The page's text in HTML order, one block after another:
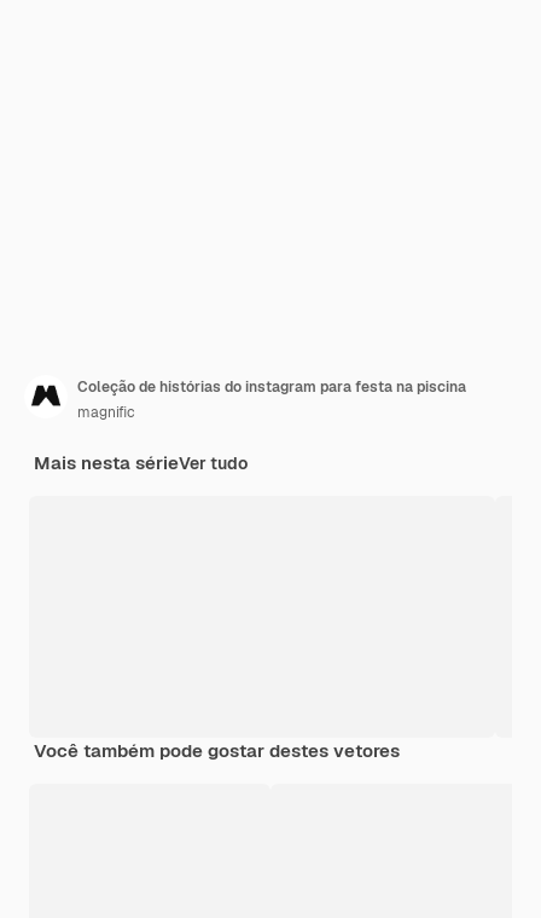
Coleção de histórias do instagram para festa na piscina
magnific
Mais nesta sérieVer tudo
Você também pode gostar destes vetores